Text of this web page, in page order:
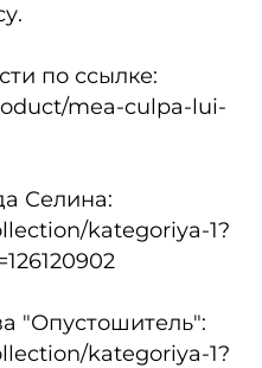
по ссылке:
mea-culpa-lui-
Селина:
kategoriya-1?
"Опустошитель":
kategoriya-1?